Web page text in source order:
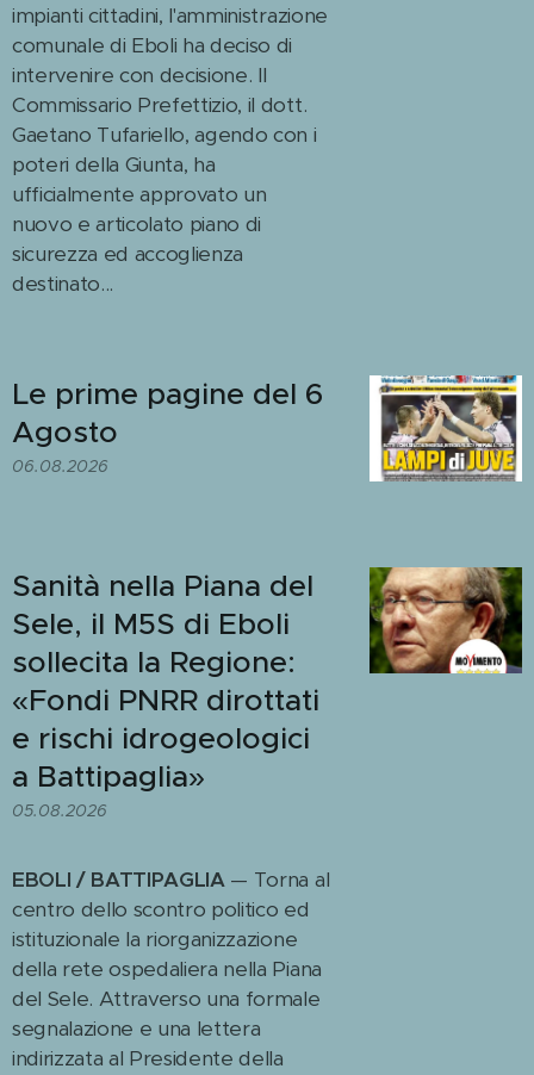
impianti cittadini, l'amministrazione
comunale di Eboli ha deciso di
intervenire con decisione. Il
Commissario Prefettizio, il dott.
Gaetano Tufariello, agendo con i
poteri della Giunta, ha
ufficialmente approvato un
nuovo e articolato piano di
sicurezza ed accoglienza
destinato...
Le prime pagine del 6
Agosto
06.08.2026
Sanità nella Piana del
Sele, il M5S di Eboli
sollecita la Regione:
«Fondi PNRR dirottati
e rischi idrogeologici
a Battipaglia»
05.08.2026
EBOLI / BATTIPAGLIA— Torna al
centro dello scontro politico ed
istituzionale la riorganizzazione
della rete ospedaliera nella Piana
del Sele. Attraverso una formale
segnalazione e una lettera
indirizzata al Presidente della